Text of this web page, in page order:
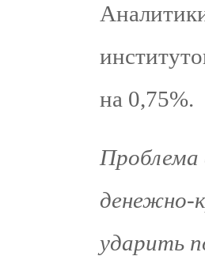
на 0,75%.
Проблема
денежно-
ударить